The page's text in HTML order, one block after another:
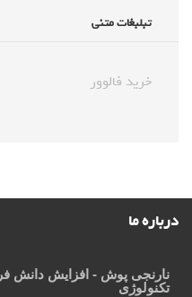
تبلبغات متنی
خرید فالوور
درباره ما
نارنجی پوش - افزایش دانش
تکنولوژی